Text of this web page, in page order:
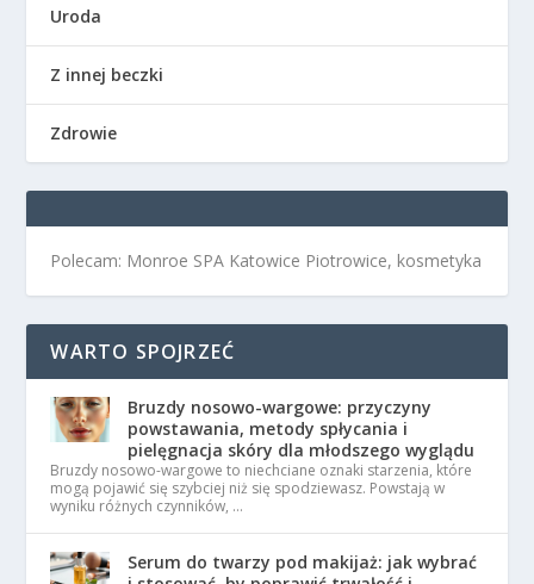
Uroda
Z innej beczki
Zdrowie
Polecam: Monroe SPA Katowice Piotrowice, kosmetyka
WARTO SPOJRZEĆ
Bruzdy nosowo-wargowe: przyczyny
powstawania, metody spłycania i
pielęgnacja skóry dla młodszego wyglądu
Bruzdy nosowo-wargowe to niechciane oznaki starzenia, które
mogą pojawić się szybciej niż się spodziewasz. Powstają w
wyniku różnych czynników, …
Serum do twarzy pod makijaż: jak wybrać